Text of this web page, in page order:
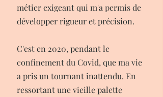
métier exigeant qui m'a permis de
développer rigueur et précision.
C'est en 2020, pendant le
confinement du Covid, que ma vie
a pris un tournant inattendu. En
ressortant une vieille palette